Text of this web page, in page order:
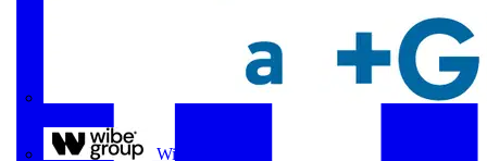
Wibe Group